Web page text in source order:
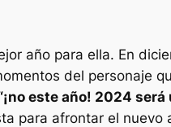
año para ella. En
del personaje
este año! 2024
para afrontar el nuevo